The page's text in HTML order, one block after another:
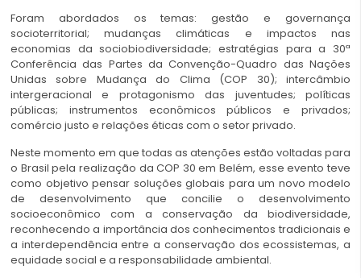
Foram abordados os temas: gestão e governança
socioterritorial; mudanças climáticas e impactos nas
economias da sociobiodiversidade; estratégias para a 30ª
Conferência das Partes da Convenção-Quadro das Nações
Unidas sobre Mudança do Clima (COP 30); intercâmbio
intergeracional e protagonismo das juventudes; políticas
públicas; instrumentos econômicos públicos e privados;
comércio justo e relações éticas com o setor privado.
Neste momento em que todas as atenções estão voltadas para
o Brasil pela realização da COP 30 em Belém, esse evento teve
como objetivo pensar soluções globais para um novo modelo
de desenvolvimento que concilie o desenvolvimento
socioeconômico com a conservação da biodiversidade,
reconhecendo a importância dos conhecimentos tradicionais e
a interdependência entre a conservação dos ecossistemas, a
equidade social e a responsabilidade ambiental.